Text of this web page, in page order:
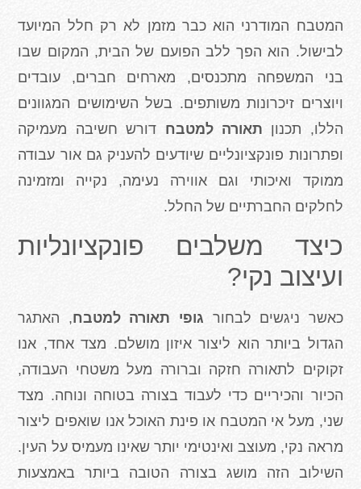
המטבח המודרני הוא כבר מזמן לא רק חלל המיועד
לבישול. הוא הפך ללב הפועם של הבית, המקום שבו
בני המשפחה מתכנסים, מארחים חברים, עובדים
ויוצרים זיכרונות משותפים. בשל השימושים המגוונים
הללו, תכנון תאורה למטבח דורש חשיבה מעמיקה
ופתרונות פונקציונליים שיודעים להעניק גם אור עבודה
ממוקד ואיכותי וגם אווירה נעימה, נקייה ומזמינה
לחלקים החברתיים של החלל.
כיצד משלבים פונקציונליות
ועיצוב נקי?
כאשר ניגשים לבחור גופי תאורה למטבח, האתגר
הגדול ביותר הוא ליצור איזון מושלם. מצד אחד, אנו
זקוקים לתאורה חזקה וברורה מעל משטחי העבודה,
הכיור והכיריים כדי לעבוד בצורה בטוחה ונוחה. מצד
שני, מעל אי המטבח או פינת האוכל אנו שואפים ליצור
מראה נקי, מעוצב ואינטימי יותר שאינו מעמיס על העין.
השילוב הזה מושג בצורה הטובה ביותר באמצעות